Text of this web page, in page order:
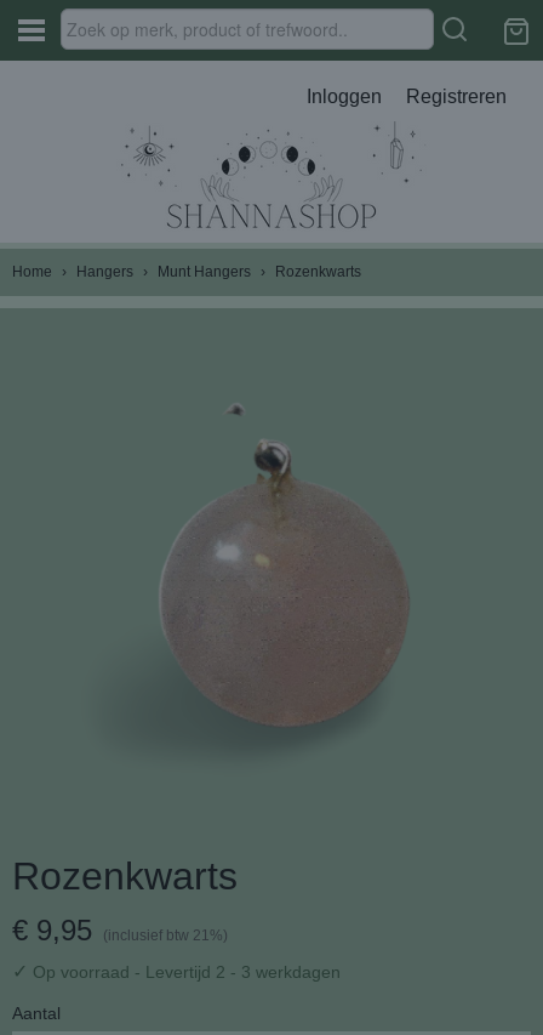
Inloggen Registreren
Home › Hangers › Munt Hangers › Rozenkwarts
Rozenkwarts
€ 9,95 (inclusief btw 21%)
✓ Op voorraad - Levertijd 2 - 3 werkdagen
Aantal